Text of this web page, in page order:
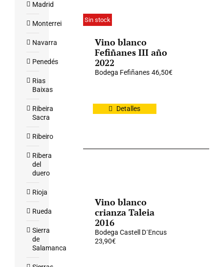
Sin stock
Vino blanco
Fefiñanes III año
2022
Bodega Fefiñanes 46,50€
Detalles
Vino blanco
crianza Taleia
2016
Bodega Castell D´Encus
23,90€
Madrid
Monterrei
Navarra
Penedés
Rias
Baixas
Ribeira
Sacra
Ribeiro
Ribera
del
duero
Rioja
Rueda
Sierra
de
Salamanca